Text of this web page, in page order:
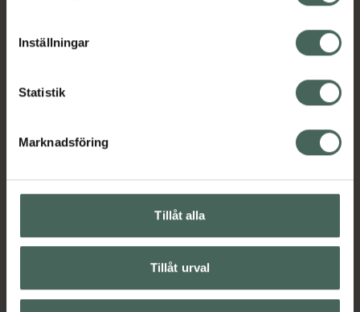
cookieinställningar. Ett återkallat samtycke påverkar inte
lagligheten av behandling som skett innan återkallelsen.
Inställningar
Statistik
Marknadsföring
Tillåt alla
Tillåt urval
Kronans Apotek finns här för dig. Du hittar oss från Skåne i
syd till Lappland i norr, och online i mobilen och på
hjälpa just dig att må lite bättre. Välkommen att prata
Kundservice
Leverans, betalning och retur
App